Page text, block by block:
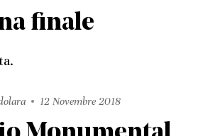
finale
12 Novembre 2018